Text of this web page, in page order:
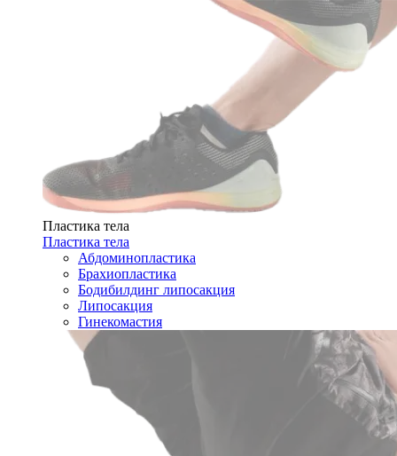
Пластика тела
Пластика тела
Абдоминопластика
Брахиопластика
Бодибилдинг липосакция
Липосакция
Гинекомастия